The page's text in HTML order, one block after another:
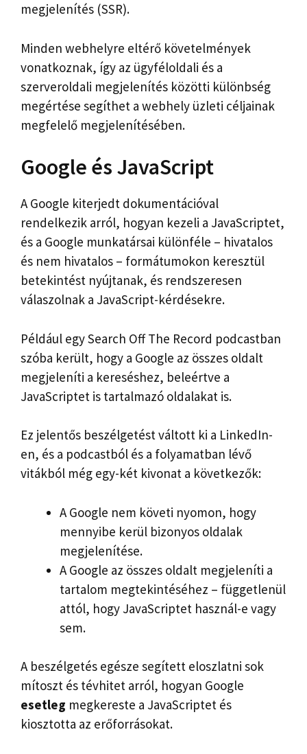
megjelenítés (SSR).
Minden webhelyre eltérő követelmények
vonatkoznak, így az ügyféloldali és a
szerveroldali megjelenítés közötti különbség
megértése segíthet a webhely üzleti céljainak
megfelelő megjelenítésében.
Google és JavaScript
A Google kiterjedt dokumentációval
rendelkezik arról, hogyan kezeli a JavaScriptet,
és a Google munkatársai különféle – hivatalos
és nem hivatalos – formátumokon keresztül
betekintést nyújtanak, és rendszeresen
válaszolnak a JavaScript-kérdésekre.
Például egy Search Off The Record podcastban
szóba került, hogy a Google az összes oldalt
megjeleníti a kereséshez, beleértve a
JavaScriptet is tartalmazó oldalakat is.
Ez jelentős beszélgetést váltott ki a LinkedIn-
en, és a podcastból és a folyamatban lévő
vitákból még egy-két kivonat a következők:
A Google nem követi nyomon, hogy
mennyibe kerül bizonyos oldalak
megjelenítése.
A Google az összes oldalt megjeleníti a
tartalom megtekintéséhez – függetlenül
attól, hogy JavaScriptet használ-e vagy
sem.
A beszélgetés egésze segített eloszlatni sok
mítoszt és tévhitet arról, hogyan Google
esetleg megkereste a JavaScriptet és
kiosztotta az erőforrásokat.